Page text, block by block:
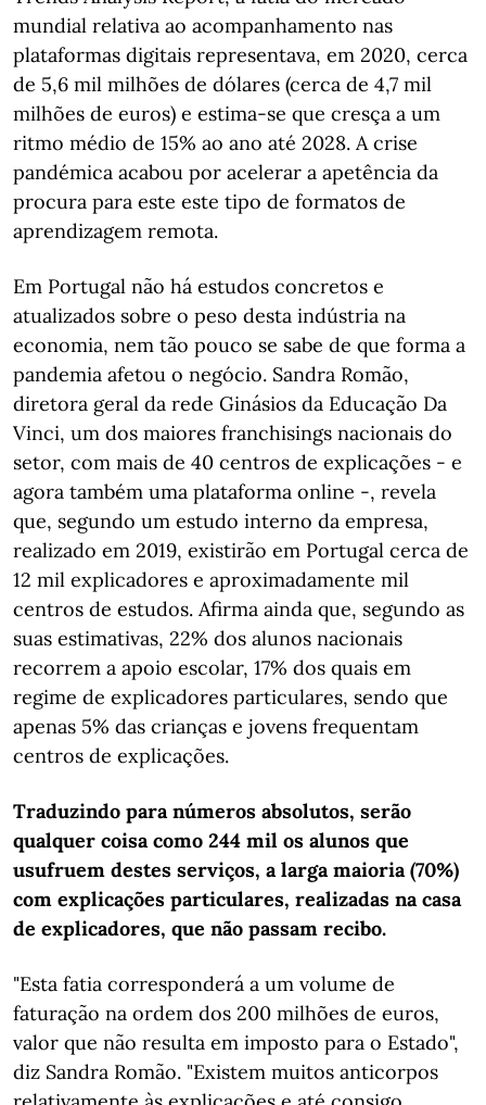
mundial relativa ao acompanhamento nas
plataformas digitais representava, em 2020, cerca
de 5,6 mil milhões de dólares (cerca de 4,7 mil
milhões de euros) e estima-se que cresça a um
ritmo médio de 15% ao ano até 2028. A crise
pandémica acabou por acelerar a apetência da
procura para este este tipo de formatos de
aprendizagem remota.
Em Portugal não há estudos concretos e
atualizados sobre o peso desta indústria na
economia, nem tão pouco se sabe de que forma a
pandemia afetou o negócio. Sandra Romão,
diretora geral da rede Ginásios da Educação Da
Vinci, um dos maiores franchisings nacionais do
setor, com mais de 40 centros de explicações - e
agora também uma plataforma online -, revela
que, segundo um estudo interno da empresa,
realizado em 2019, existirão em Portugal cerca de
12 mil explicadores e aproximadamente mil
centros de estudos. Afirma ainda que, segundo as
suas estimativas, 22% dos alunos nacionais
recorrem a apoio escolar, 17% dos quais em
regime de explicadores particulares, sendo que
apenas 5% das crianças e jovens frequentam
centros de explicações.
Traduzindo para números absolutos, serão
qualquer coisa como 244 mil os alunos que
usufruem destes serviços, a larga maioria (70%)
com explicações particulares, realizadas na casa
de explicadores, que não passam recibo.
"Esta fatia corresponderá a um volume de
faturação na ordem dos 200 milhões de euros,
valor que não resulta em imposto para o Estado",
diz Sandra Romão. "Existem muitos anticorpos